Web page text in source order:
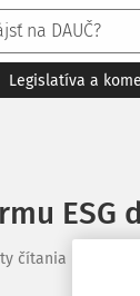
Legislatíva a
ESG
čítania